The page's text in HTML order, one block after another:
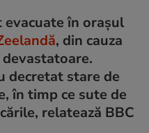
în orașul
, din cauza
decretat stare de
în timp ce sute de
relatează BBC